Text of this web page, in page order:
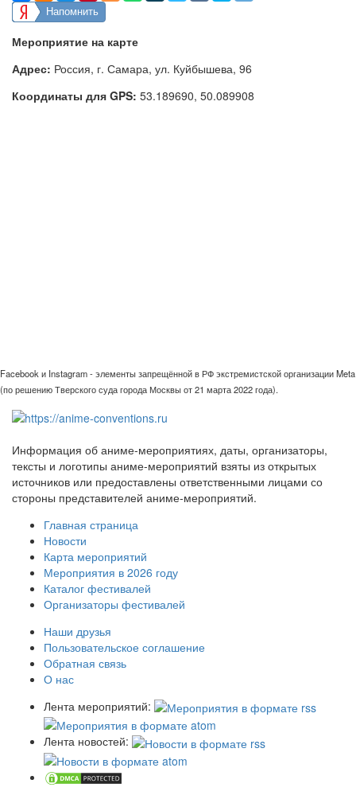
Напомнить
Мероприятие на карте
Адрес: Россия, г. Самара, ул. Куйбышева, 96
Координаты для GPS: 53.189690, 50.089908
Facebook и Instagram - элементы запрещённой в РФ экстремистской организации Meta
(по решению Тверского суда города Москвы от 21 марта 2022 года).
Информация об аниме-мероприятиях, даты, организаторы,
тексты и логотипы аниме-мероприятий взяты из открытых
источников или предоставлены ответственными лицами со
стороны представителей аниме-мероприятий.
Главная страница
Новости
Карта мероприятий
Мероприятия в 2026 году
Каталог фестивалей
Организаторы фестивалей
Наши друзья
Пользовательское соглашение
Обратная связь
О нас
Лента мероприятий:
Лента новостей: